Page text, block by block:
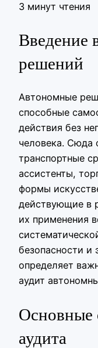
3 минут чтения
Введение
решений
Автономные
способные
действия без
человека. Сюда
транспортные
ассистенты,
формы
действующие в
их применения
безопасности и
определяет
аудит
Основные
аудита